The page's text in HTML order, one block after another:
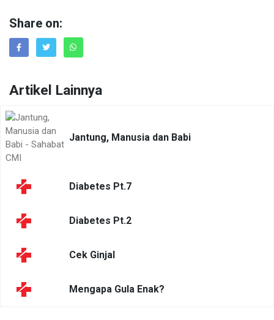
Share on:
Artikel Lainnya
Jantung, Manusia dan Babi
Diabetes Pt.7
Diabetes Pt.2
Cek Ginjal
Mengapa Gula Enak?